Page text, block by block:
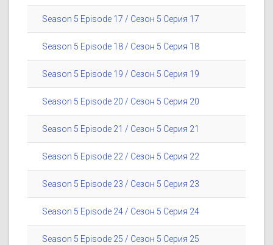
Season 5 Episode 17 / Сезон 5 Серия 17
Season 5 Episode 18 / Сезон 5 Серия 18
Season 5 Episode 19 / Сезон 5 Серия 19
Season 5 Episode 20 / Сезон 5 Серия 20
Season 5 Episode 21 / Сезон 5 Серия 21
Season 5 Episode 22 / Сезон 5 Серия 22
Season 5 Episode 23 / Сезон 5 Серия 23
Season 5 Episode 24 / Сезон 5 Серия 24
Season 5 Episode 25 / Сезон 5 Серия 25